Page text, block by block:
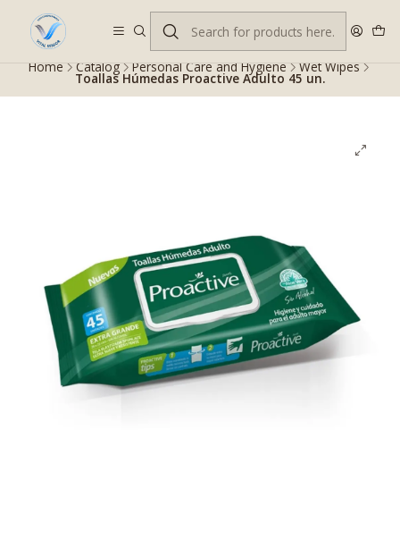
Despacho gratis en RM desde $100.000. Revisa las condiciones.
Home Catalog Personal Care and Hygiene Wet Wipes
Toallas Húmedas Proactive Adulto 45 un.